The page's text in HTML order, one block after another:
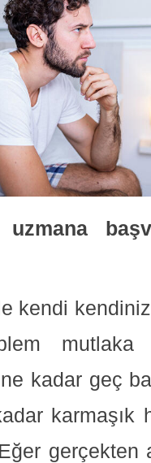
uzmana
kendi
kadar geç